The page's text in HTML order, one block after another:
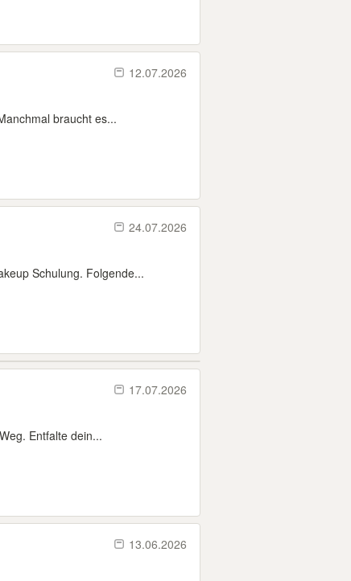
12.07.2026
braucht es...
24.07.2026
Schulung. Folgende...
17.07.2026
Entfalte dein...
13.06.2026